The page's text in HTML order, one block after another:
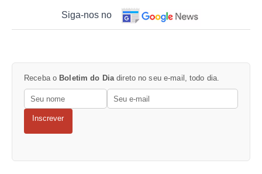
Siga-nos no
Receba o Boletim do Dia direto no seu e-mail, todo dia.
Inscrever